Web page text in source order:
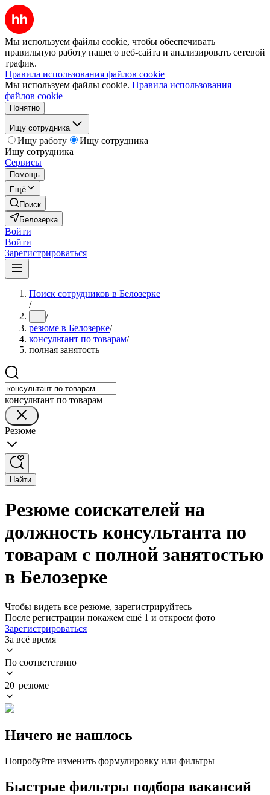
Мы используем файлы cookie, чтобы обеспечивать
правильную работу нашего веб-сайта и анализировать сетевой
трафик.
Правила использования файлов cookie
Мы используем файлы cookie. Правила использования
файлов cookie
Понятно
Ищу сотрудника
Ищу работу
Ищу сотрудника
Ищу сотрудника
Сервисы
Помощь
Ещё
Поиск
Белозерка
Войти
Войти
Зарегистрироваться
Поиск сотрудников в Белозерке
/
... /
резюме в Белозерке/
консультант по товарам/
полная занятость
консультант по товарам
Резюме
Найти
Резюме соискателей на
должность консультанта по
товарам с полной занятостью
в Белозерке
Чтобы видеть все резюме, зарегистрируйтесь
После регистрации покажем ещё 1 и откроем фото
Зарегистрироваться
За всё время
По соответствию
20 резюме
Ничего не нашлось
Попробуйте изменить формулировку или фильтры
Быстрые фильтры подбора вакансий